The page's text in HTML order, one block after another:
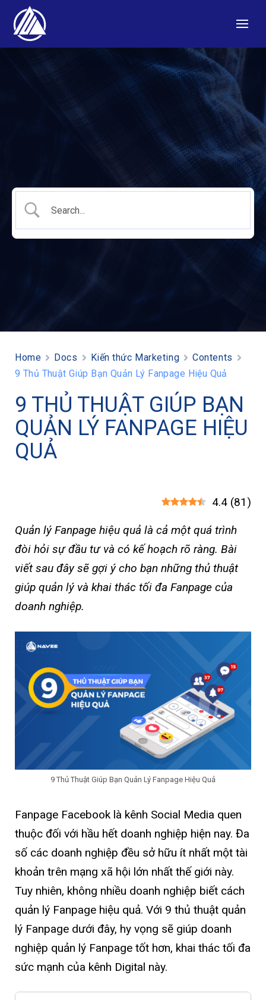
Home Docs Kiến thức Marketing
Contents
9 Thủ Thuật Giúp Bạn Quản Lý Fanpage Hiệu Quả
9 THỦ THUẬT GIÚP BẠN
QUẢN LÝ FANPAGE HIỆU
QUẢ
4.4 (81 )
Quản lý Fanpage hiệu quả là cả một quá trình
đòi hỏi sự đầu tư và có kế hoạch rõ ràng. Bài
viết sau đây sẽ gợi ý cho bạn những thủ thuật
giúp quản lý và khai thác tối đa Fanpage của
doanh nghiệp.
9 Thủ Thuật Giúp Bạn Quản Lý Fanpage Hiệu Quả
Fanpage Facebook là kênh Social Media quen
thuộc đối với hầu hết doanh nghiệp hiện nay. Đa
số các doanh nghiệp đều sở hữu ít nhất một tài
khoản trên mạng xã hội lớn nhất thế giới này.
Tuy nhiên, không nhiều doanh nghiệp biết cách
quản lý Fanpage hiệu quả. Với 9 thủ thuật quản
lý Fanpage dưới đây, hy vọng sẽ giúp doanh
nghiệp quản lý Fanpage tốt hơn, khai thác tối đa
sức mạnh của kênh Digital này.